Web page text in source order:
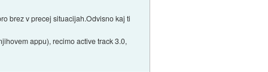
brez v precej situacijah.Odvisno kaj ti
appu), recimo active track 3.0,